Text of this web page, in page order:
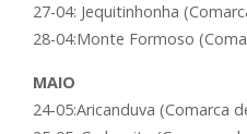
27-04: Jequitinhonha
28-04:Monte Formoso
MAIO
24-05:Aricanduva (Comarca